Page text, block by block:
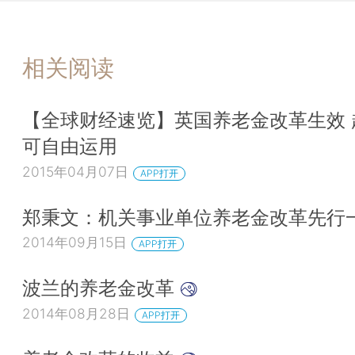
相关阅读
【全球财经速览】英国养老金改革生效
可自由运用
2015年04月07日 APP打开
郑秉文：机关事业单位养老金改革先行
2014年09月15日 APP打开
波兰的养老金改革
2014年08月28日 APP打开